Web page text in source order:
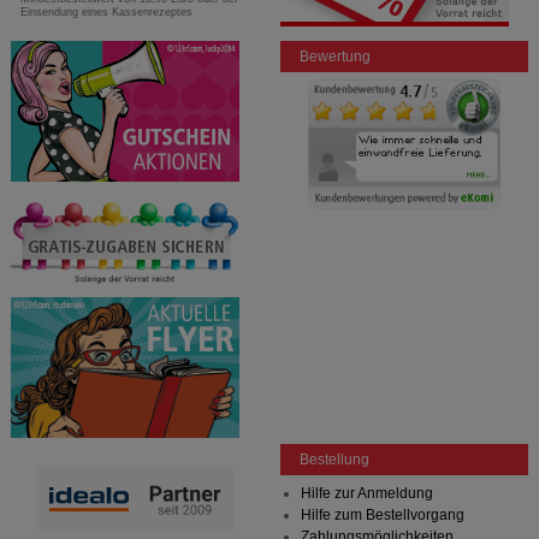
Einsendung eines Kassenrezeptes
Bewertung
Bestellung
Hilfe zur Anmeldung
Hilfe zum Bestellvorgang